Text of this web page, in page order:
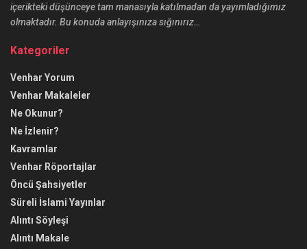
içerikteki düşünceye tam manasıyla katılmadan da yayımladığımız
olmaktadır. Bu konuda anlayışınıza sığınırız…
Kategoriler
Venhar Yorum
Venhar Makaleler
Ne Okunur?
Ne İzlenir?
Kavramlar
Venhar Röportajlar
Öncü Şahsiyetler
Süreli İslami Yayınlar
Alıntı Söyleşi
Alıntı Makale